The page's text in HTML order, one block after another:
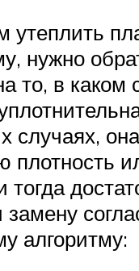
утеплить
нужно
то, в каком
случаях,
плотность
тогда
замену
алгоритму: